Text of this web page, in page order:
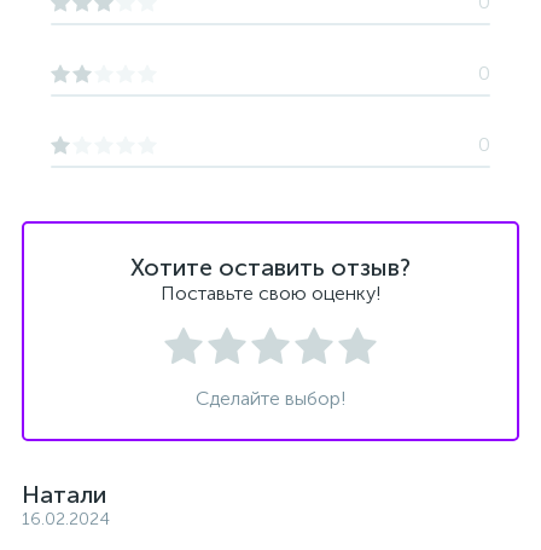
Хотите оставить отзыв?
Поставьте свою оценку!
Сделайте выбор!
Натали
16.02.2024
0
0